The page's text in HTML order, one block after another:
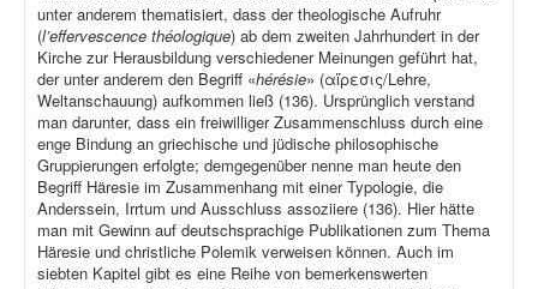
unter anderem thematisiert, dass der theologische Aufruhr
(l’effervescence théologique) ab dem zweiten Jahrhundert in der
Kirche zur Herausbildung verschiedener Meinungen geführt hat,
der unter anderem den Begriff «hérésie» (αἵρεσις/Lehre,
Weltanschauung) aufkommen ließ (136). Ursprünglich verstand
man darunter, dass ein freiwilliger Zusammenschluss durch eine
enge Bindung an griechische und jüdische philosophische
Gruppierungen erfolgte; demgegenüber nenne man heute den
Begriff Häresie im Zusammenhang mit einer Typologie, die
Anderssein, Irrtum und Ausschluss assoziiere (136). Hier hätte
man mit Gewinn auf deutschsprachige Publikationen zum Thema
Häresie und christliche Polemik verweisen können. Auch im
siebten Kapitel gibt es eine Reihe von bemerkenswerten